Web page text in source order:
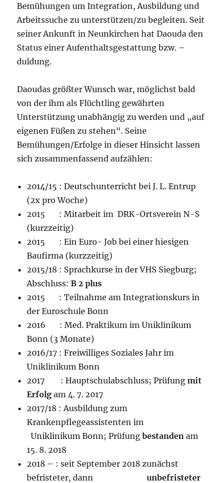
Bemühungen um Integration, Ausbildung und
Arbeitssuche zu unterstützen/zu begleiten. Seit
seiner Ankunft in Neunkirchen hat Daouda den
Status einer Aufenthaltsgestattung bzw. –
duldung.
Daoudas größter Wunsch war, möglichst bald
von der ihm als Flüchtling gewährten
Unterstützung unabhängig zu werden und „auf
eigenen Füßen zu stehen“. Seine
Bemühungen/Erfolge in dieser Hinsicht lassen
sich zusammenfassend aufzählen:
2014/15 : Deutschunterricht bei J. L. Entrup
(2x pro Woche)
2015 : Mitarbeit im DRK-Ortsverein N-S
(kurzzeitig)
2015 : Ein Euro- Job bei einer hiesigen
Baufirma (kurzzeitig)
2015/18 : Sprachkurse in der VHS Siegburg;
Abschluss:B 2 plus
2015 : Teilnahme am Integrationskurs in
der Euroschule Bonn
2016 : Med. Praktikum im Uniklinikum
Bonn (3 Monate)
2016/17 : Freiwilliges Soziales Jahr im
Uniklinikum Bonn
2017 : Hauptschulabschluss; Prüfungmit
Erfolg am 4. 7. 2017
2017/18 : Ausbildung zum
Krankenpflegeassistenten im
Uniklinikum Bonn; Prüfungbestanden am
15. 8. 2018
2018 – : seit September 2018 zunächst
befristeter, dannunbefristeter